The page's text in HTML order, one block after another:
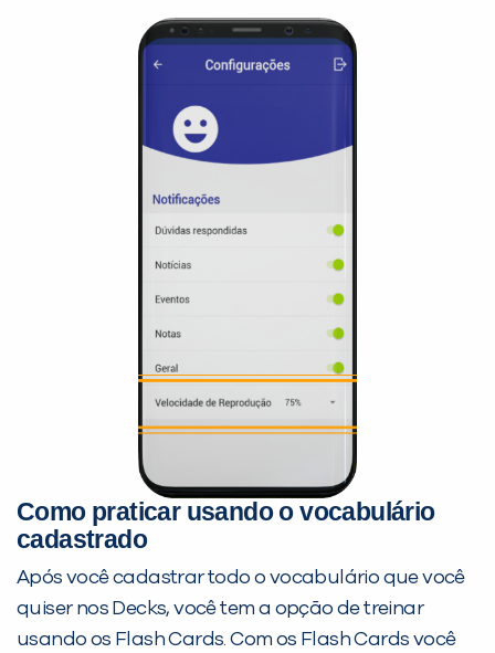
Como praticar usando o vocabulário
cadastrado
Após você cadastrar todo o vocabulário que você
quiser nos Decks, você tem a opção de treinar
usando os Flash Cards. Com os Flash Cards você